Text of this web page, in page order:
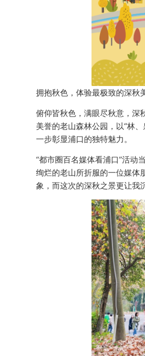
拥抱秋色，体验最极致的深秋
俯仰皆秋色，满眼尽秋意，深
美誉的老山森林公园，以“林
一步彰显浦口的独特魅力。
“都市圈百名媒体看浦口”活动
绚烂的老山所折服的一位媒体
象，而这次的深秋之景更让我